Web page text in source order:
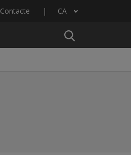
Contacte CA
Llista les accions addicionals